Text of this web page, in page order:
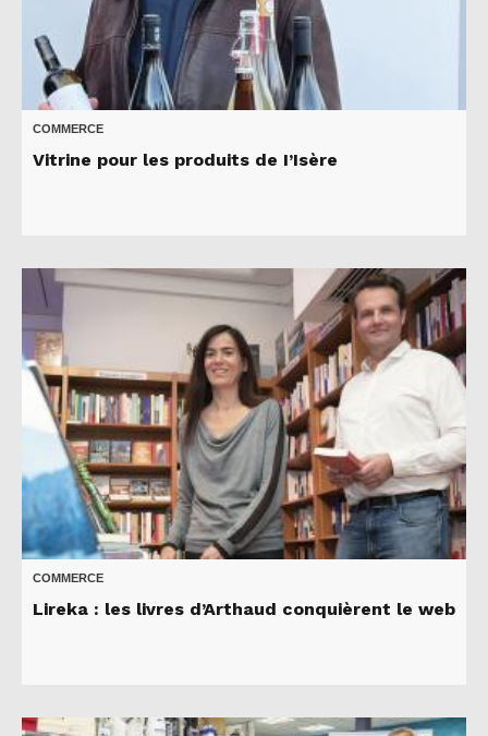
COMMERCE
Vitrine pour les produits de I’Isère
COMMERCE
Lireka : les livres d’Arthaud conquièrent le web